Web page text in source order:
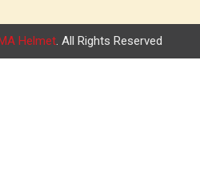
Helmet. All Rights Reserved